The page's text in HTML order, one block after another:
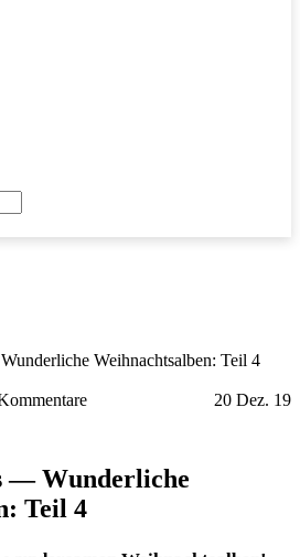
Weihnachtsalben: Teil 4
20 Dez. 19
— Wunderliche
Teil 4